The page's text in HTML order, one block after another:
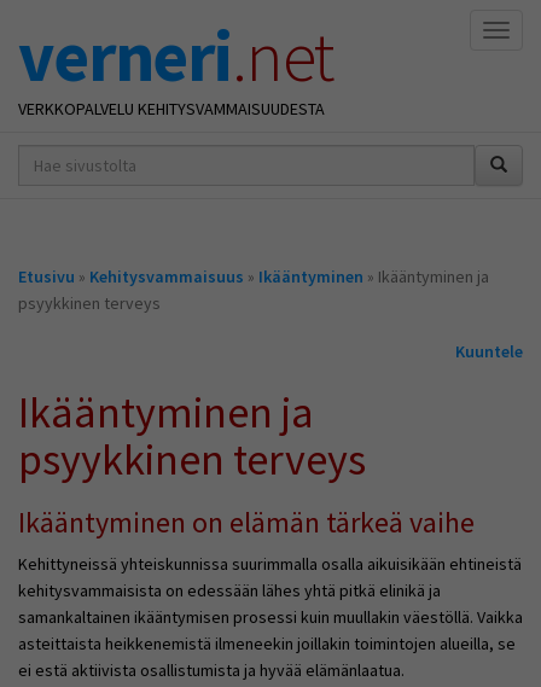
verneri.net
VERKKOPALVELU KEHITYSVAMMAISUUDESTA
hakusana(t)
Olet
täällä
Etusivu » Kehitysvammaisuus » Ikääntyminen » Ikääntyminen ja
psyykkinen terveys
Kuuntele
Ikääntyminen ja
psyykkinen terveys
Ikääntyminen on elämän tärkeä vaihe
Kehittyneissä yhteiskunnissa suurimmalla osalla aikuisikään ehtineistä
kehitysvammaisista on edessään lähes yhtä pitkä elinikä ja
samankaltainen ikääntymisen prosessi kuin muullakin väestöllä. Vaikka
asteittaista heikkenemistä ilmeneekin joillakin toimintojen alueilla, se
ei estä aktiivista osallistumista ja hyvää elämänlaatua.